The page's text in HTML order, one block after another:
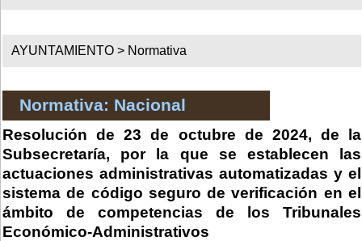
AYUNTAMIENTO > Normativa
Normativa: Nacional
Resolución de 23 de octubre de 2024, de la
Subsecretaría, por la que se establecen las
actuaciones administrativas automatizadas y el
sistema de código seguro de verificación en el
ámbito de competencias de los Tribunales
Económico-Administrativos